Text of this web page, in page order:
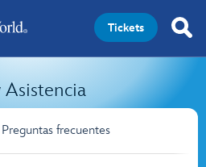
Tickets
frecuentes